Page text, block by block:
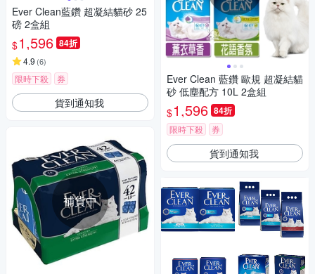
Ever Clean藍鑽 超凝結貓砂 25
磅 2盒組
$1,596 84折
4.9 (6)
限時下殺 券
貨到通知我
補貨中
Ever Clean 藍鑽 歐規 超凝結貓
砂 低塵配方 10L 2盒組
$1,596 84折
限時下殺 券
貨到通知我